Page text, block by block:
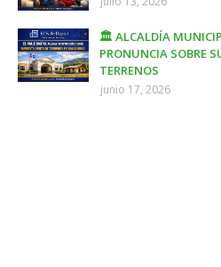
🏛️ ALCALDÍA
PRONUNCIA SOBRE
TERRENOS
junio 17, 2026